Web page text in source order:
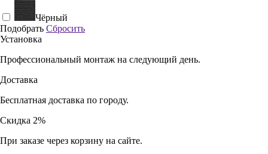
Чёрный
Подобрать Сбросить
Установка
Профессиональный монтаж на следующий день.
Доставка
Бесплатная доставка по городу.
Скидка 2%
При заказе через корзину на сайте.